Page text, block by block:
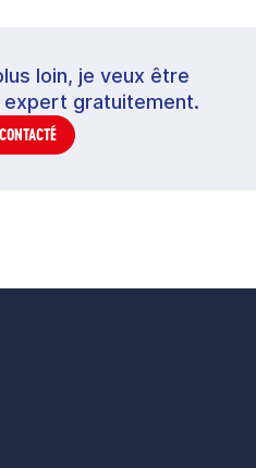
loin, je veux être
gratuitement.